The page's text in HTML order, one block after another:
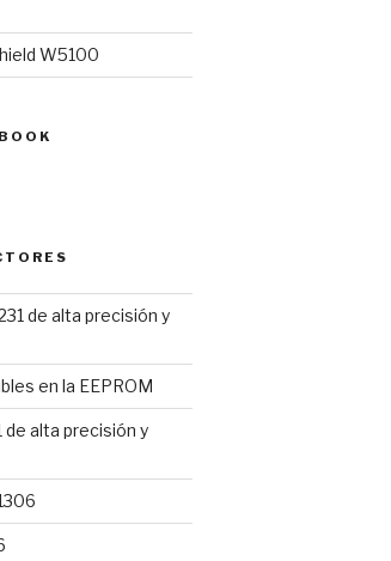
W5100
de alta precisión y
en la EEPROM
de alta precisión y